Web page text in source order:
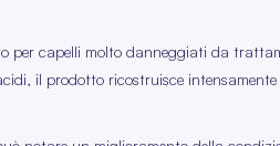
per capelli molto danneggiati da
il prodotto ricostruisce